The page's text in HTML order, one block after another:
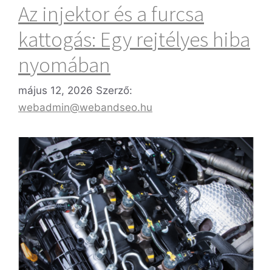
Az injektor és a furcsa
kattogás: Egy rejtélyes hiba
nyomában
május 12, 2026 Szerző:
webadmin@webandseo.hu